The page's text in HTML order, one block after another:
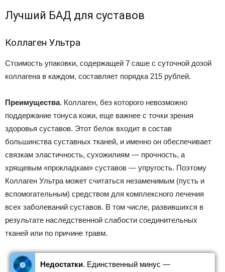
Лучший БАД для суставов
Коллаген Ультра
Стоимость упаковки, содержащей 7 саше с суточной дозой
коллагена в каждом, составляет порядка 215 рублей.
Преимущества. Коллаген, без которого невозможно
поддержание тонуса кожи, еще важнее с точки зрения
здоровья суставов. Этот белок входит в состав
большинства суставных тканей, и именно он обеспечивает
связкам эластичность, сухожилиям — прочность, а
хрящевым «прокладкам» суставов — упругость. Поэтому
Коллаген Ультра может считаться незаменимым (пусть и
вспомогательным) средством для комплексного лечения
всех заболеваний суставов. В том числе, развившихся в
результате наследственной слабости соединительных
тканей или по причине травм.
Недостатки. Единственный минус —